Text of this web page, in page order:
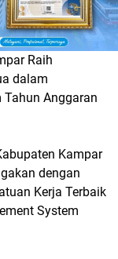
Raih
dalam
Tahun Anggaran
Kampar
dengan
Kerja Terbaik
System